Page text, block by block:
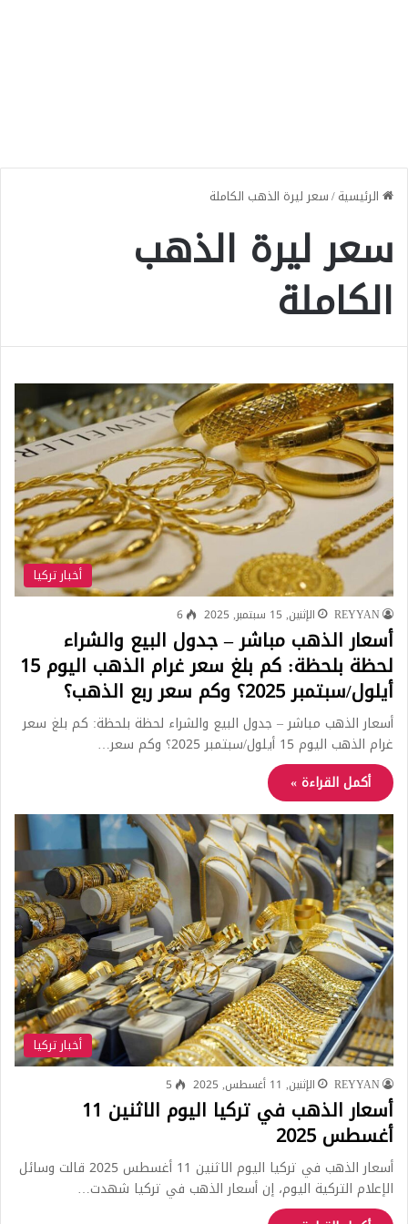
الرئيسية/سعر ليرة الذهب الكاملة
سعر ليرة الذهب
الكاملة
أخبار تركيا
REYYAN الإثنين, 15 سبتمبر, 2025 6
أسعار الذهب مباشر – جدول البيع والشراء
لحظة بلحظة: كم بلغ سعر غرام الذهب اليوم 15
أيلول/سبتمبر 2025؟ وكم سعر ربع الذهب؟
أسعار الذهب مباشر – جدول البيع والشراء لحظة بلحظة: كم بلغ سعر
غرام الذهب اليوم 15 أيلول/سبتمبر 2025؟ وكم سعر…
أكمل القراءة »
أخبار تركيا
REYYAN الإثنين, 11 أغسطس, 2025 5
أسعار الذهب في تركيا اليوم الاثنين 11
أغسطس 2025
أسعار الذهب في تركيا اليوم الاثنين 11 أغسطس 2025 قالت وسائل
الإعلام التركية اليوم، إن أسعار الذهب في تركيا شهدت…